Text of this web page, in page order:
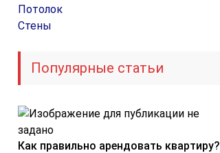
Потолок
Стены
Популярные статьи
Как правильно арендовать квартиру?